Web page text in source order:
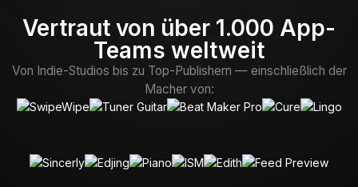
Vertraut von über 1.000 App-
Teams weltweit
Von Indie-Studios bis zu Top-Publishern — einschließlich der
Macher von: